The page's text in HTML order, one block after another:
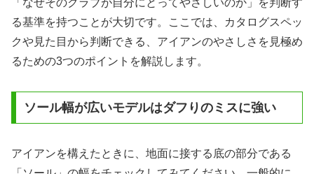
「なぜそのクラブが自分にとってやさしいのか」を判断す
る基準を持つことが大切です。ここでは、カタログスペッ
クや見た目から判断できる、アイアンのやさしさを見極め
るための3つのポイントを解説します。
ソール幅が広いモデルはダフりのミスに強い
アイアンを構えたときに、地面に接する底の部分である